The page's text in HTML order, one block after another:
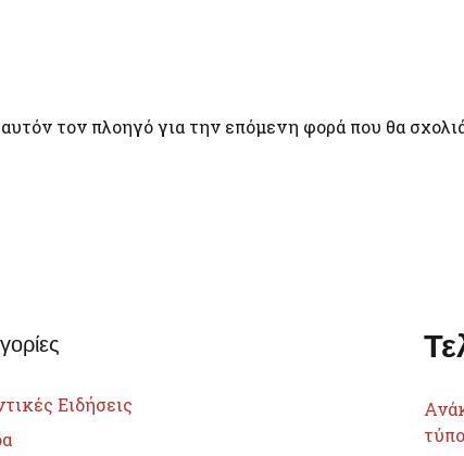
τον πλοηγό για την επόμενη φορά που θα
Ειδήσεις